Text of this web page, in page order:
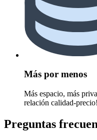
Más por menos
Más espacio, más
relación calidad-precio!
Preguntas